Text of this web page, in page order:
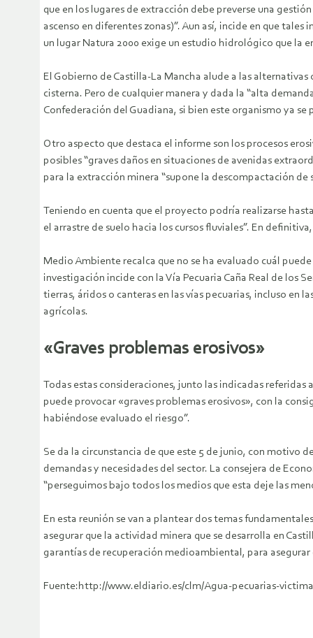
que en los lugares de extracción debe preverse una
ascenso en diferentes zonas)”. Aun así, incide en que
un lugar Natura 2000 exige un estudio hidrológico que la
El Gobierno de Castilla-La Mancha alude a las
cisterna. Pero de cualquier manera y dada la “alta
Confederación del Guadiana, si bien este organismo ya
Otro aspecto que destaca el informe son los procesos
posibles “graves daños en situaciones de avenidas
para la extracción minera “supone la descompactación
Teniendo en cuenta que el proyecto podría realizarse
el arrastre de suelo hacia los cursos fluviales”. En
Medio Ambiente recalca que no se ha evaluado cuál
investigación incide con la Vía Pecuaria Caña Real de los
tierras, áridos o canteras en las vías pecuarias, incluso en
agrícolas.
«Graves problemas erosivos»
Todas estas consideraciones, junto las indicadas
puede provocar «graves problemas erosivos», con la
habiéndose evaluado el riesgo”.
Se da la circunstancia de que este 5 de junio, con motivo
demandas y necesidades del sector. La consejera de
“perseguimos bajo todos los medios que esta deje las
En esta reunión se van a plantear dos temas
asegurar que la actividad minera que se desarrolla en
garantías de recuperación medioambiental, para asegurar
Fuente:http://www.eldiario.es/clm/Agua-pecuarias-